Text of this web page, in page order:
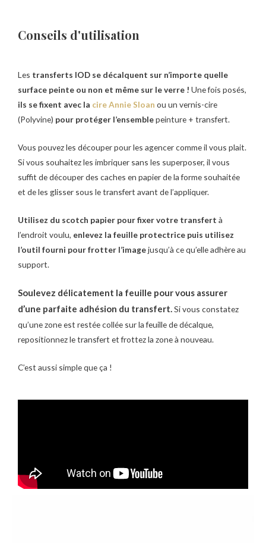
Conseils d'utilisation
Les transferts IOD se décalquent sur n’importe quelle
surface peinte ou non et même sur le verre ! Une fois posés,
ils se fixent avec la cire Annie Sloan ou un vernis-cire
(Polyvine) pour protéger l’ensemblepeinture + transfert.
Vous pouvez les découper pour les agencer comme il vous plait.
Si vous souhaitez les imbriquer sans les superposer, il vous
suffit de découper des caches en papier de la forme souhaitée
et de les glisser sous le transfert avant de l’appliquer.
Utilisez du scotch papier pour fixer votre transfert à
l’endroit voulu, enlevez la feuille protectrice puis utilisez
l’outil fourni pour frotter l’imagejusqu’à ce qu’elle adhère au
support.
Soulevez délicatement la feuille pour vous assurer
d’une parfaite adhésion du transfert.Si vous constatez
qu’une zone est restée collée sur la feuille de décalque,
repositionnez le transfert et frottez la zone à nouveau.
C’est aussi simple que ça !